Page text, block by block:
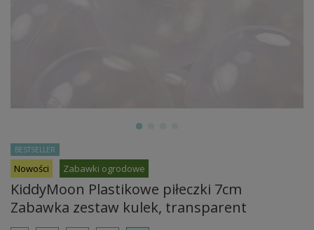
Nowości Zabawki ogrodowe
KiddyMoon Plastikowe piłeczki 7cm
Zabawka zestaw kulek, transparent
BESTSELLER